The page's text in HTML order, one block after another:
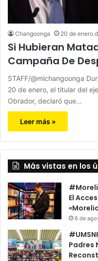
Changoonga 20 de enero
Si Hubieran
Campaña De
STAFF/@michangoonga
20 de enero, el titular del
Obrador, declaró que…
Leer más »
Más vistas en los
El
6 de
Padres